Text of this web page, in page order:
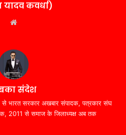
कवर्धा)
संदेश
भारत सरकार अखबार संपादक, पत्रकार संघ
2011 से समाज के जिलाध्यक्ष अब तक